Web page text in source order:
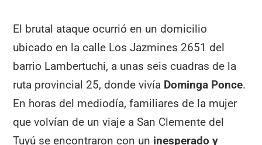
El brutal ataque ocurrió en un domicilio
ubicado en la calle Los Jazmines 2651 del
barrio Lambertuchi, a unas seis cuadras de la
ruta provincial 25, donde vivía Dominga Ponce.
En horas del mediodía, familiares de la mujer
que volvían de un viaje a San Clemente del
Tuyú se encontraron con un inesperado y